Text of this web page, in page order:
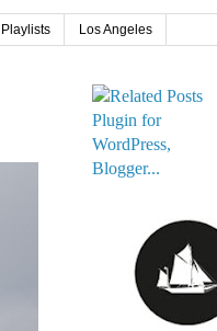
Playlists Los Angeles